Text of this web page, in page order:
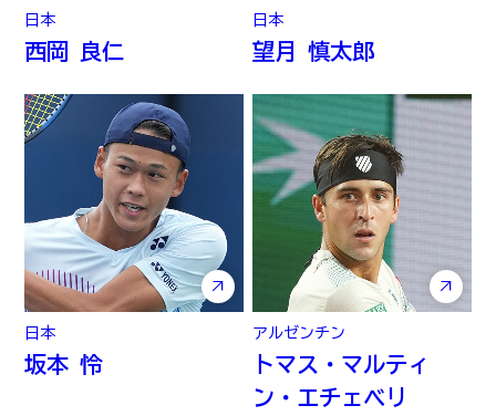
日本
西岡 良仁
日本
望月 慎太郎
日本
坂本 怜
アルゼンチン
トマス・マルティ
ン・エチェベリ